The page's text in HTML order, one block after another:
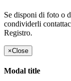
Se disponi di foto o
condividerli
Registro.
×Close
Modal title